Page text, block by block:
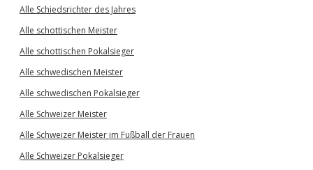
Alle Schiedsrichter des Jahres
Alle schottischen Meister
Alle schottischen Pokalsieger
Alle schwedischen Meister
Alle schwedischen Pokalsieger
Alle Schweizer Meister
Alle Schweizer Meister im Fußball der Frauen
Alle Schweizer Pokalsieger